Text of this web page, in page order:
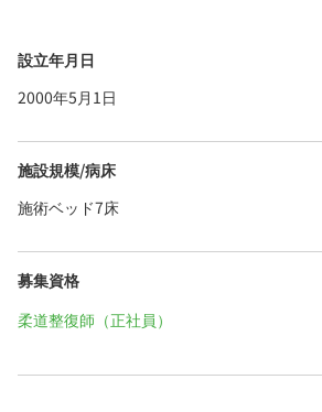
設立年月日
2000年5月1日
施設規模/病床
施術ベッド7床
募集資格
柔道整復師（正社員）